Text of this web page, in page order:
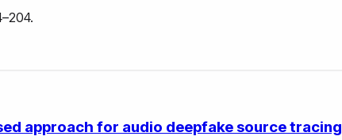
approach for audio deepfake source tracing